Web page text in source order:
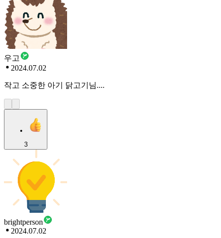
우고
2024.07.02
작고 소중한 아기 닭고기님....
3
brightperson
2024.07.02